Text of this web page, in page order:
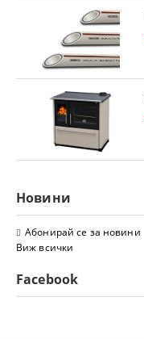
Новини
Абонирай се за новини
Виж всички
Facebook